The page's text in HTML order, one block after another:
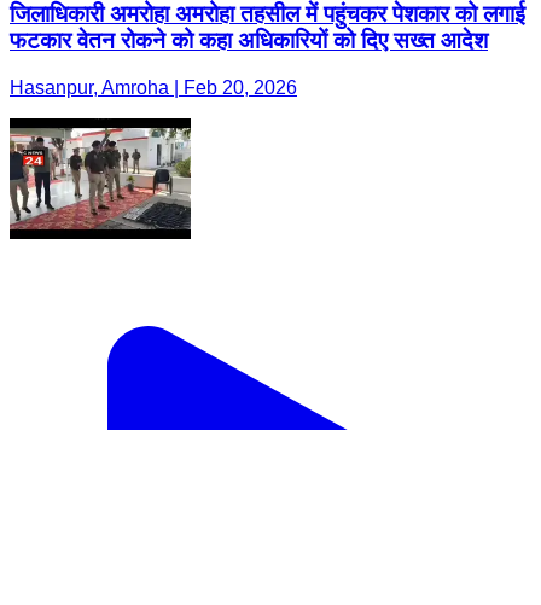
जिलाधिकारी अमरोहा अमरोहा तहसील में पहुंचकर पेशकार को लगाई
फटकार वेतन रोकने को कहा अधिकारियों को दिए सख्त आदेश
Hasanpur, Amroha | Feb 20, 2026